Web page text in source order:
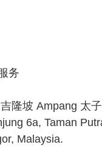
务
隆坡 Ampang 太
6a, Taman
Malaysia.